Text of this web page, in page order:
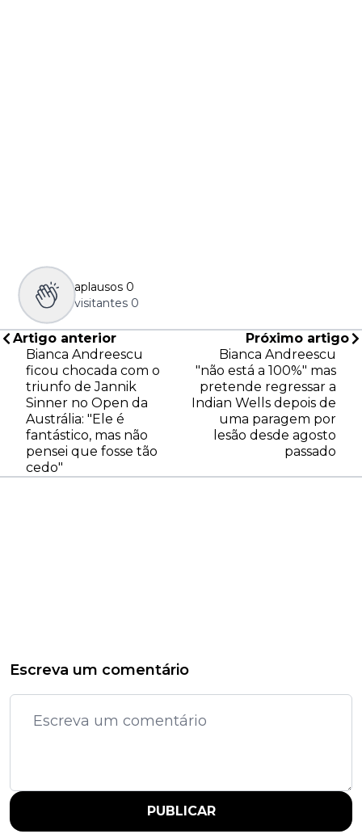
aplausos 0
visitantes 0
Artigo anterior
Bianca Andreescu
ficou chocada com o
triunfo de Jannik
Sinner no Open da
Austrália: "Ele é
fantástico, mas não
pensei que fosse tão
cedo"
Próximo artigo
Bianca Andreescu
"não está a 100%" mas
pretende regressar a
Indian Wells depois de
uma paragem por
lesão desde agosto
passado
Escreva um comentário
PUBLICAR